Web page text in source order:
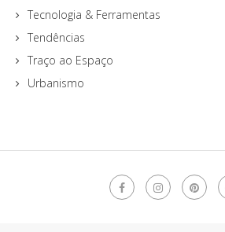
Tecnologia & Ferramentas
Tendências
Traço ao Espaço
Urbanismo